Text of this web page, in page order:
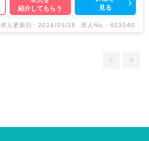
紹介してもらう
見る
求人更新日 : 2024/05/28 求人No. : 653040